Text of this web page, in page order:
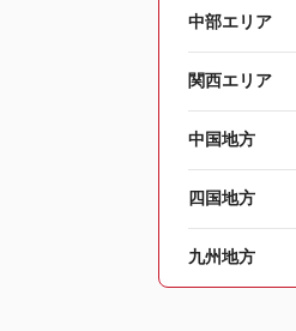
中部エリア
関西エリア
中国地方
四国地方
九州地方